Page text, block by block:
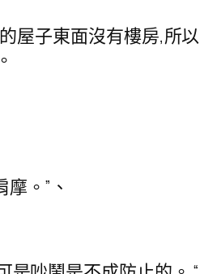
屋子東面沒有樓房,所
。”、